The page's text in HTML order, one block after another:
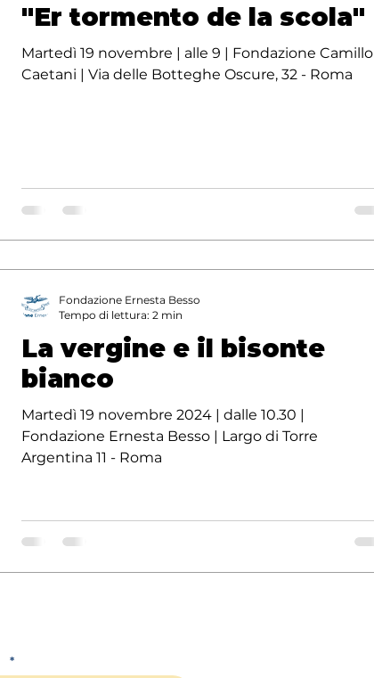
"Er tormento de la scola"
Martedì 19 novembre | alle 9 | Fondazione Camillo
Caetani | Via delle Botteghe Oscure, 32 - Roma
La vergine e il bisonte
bianco
Martedì 19 novembre 2024 | dalle 10.30 |
Fondazione Ernesta Besso | Largo di Torre
Argentina 11 - Roma
Fondazione Ernesta Besso
Tempo di lettura: 2 min